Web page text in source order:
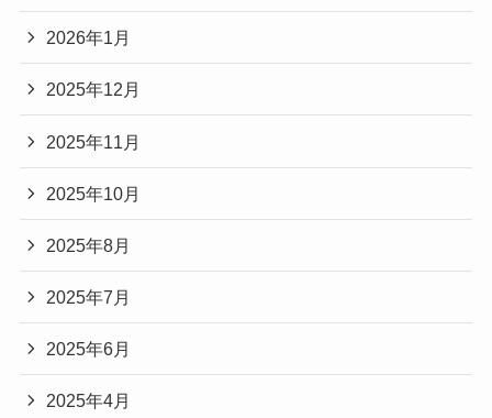
2026年1月
2025年12月
2025年11月
2025年10月
2025年8月
2025年7月
2025年6月
2025年4月